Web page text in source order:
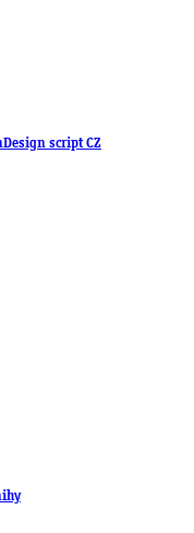
script CZ